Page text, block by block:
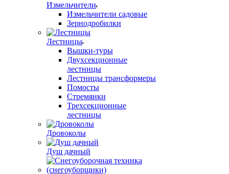
Измельчители
Измельчители садовые
Зернодробилки
Лестницы
Вышки-туры
Двухсекционные
лестницы
Лестницы трансформеры
Помосты
Стремянки
Трехсекционные
лестницы
Дровоколы
Душ дачный